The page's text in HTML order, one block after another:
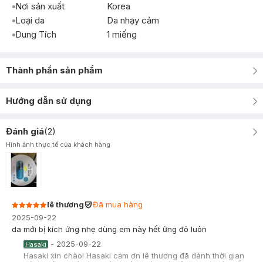
Nơi sản xuất
Korea
Loại da
Da nhạy cảm
Dung Tích
1 miếng
Thành phần sản phẩm
Hướng dẫn sử dụng
Đánh giá(2)
Hình ảnh thực tế của khách hàng
lê thương
Đã mua hàng
2025-09-22
da mới bị kích ứng nhẹ dùng em này hết ửng đỏ luôn
Hasaki - 2025-09-22
Hasaki xin chào! Hasaki cảm ơn lê thương đã dành thời gian